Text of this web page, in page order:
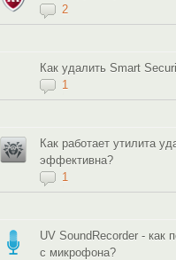
2
Как удалить Smart
1
Как работает утилита
эффективна?
1
UV SoundRecorder - как
с микрофона?